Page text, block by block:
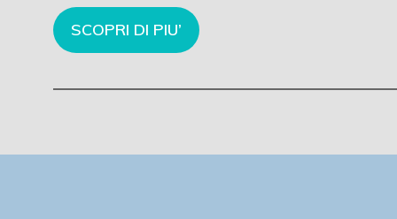
SCOPRI DI PIU’